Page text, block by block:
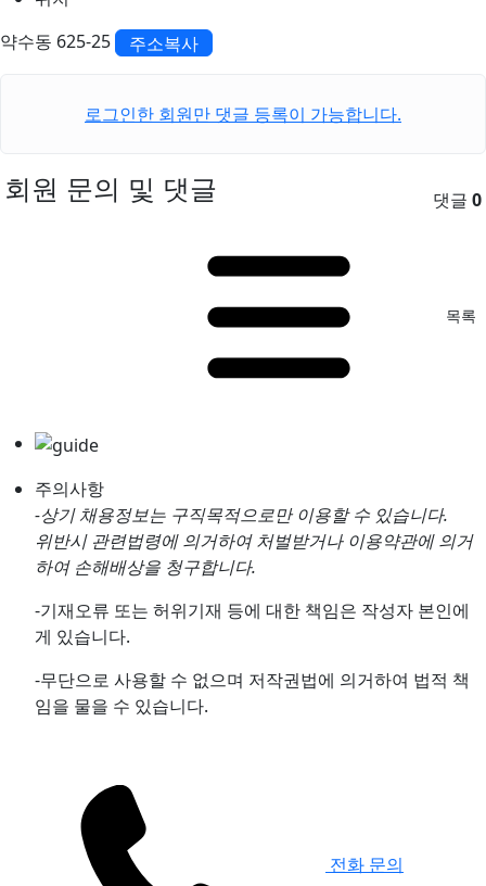
약수동 625-25
주소복사
로그인한 회원만 댓글 등록이 가능합니다.
회원 문의 및 댓글 댓글 0
목록
주의사항
-상기 채용정보는 구직목적으로만 이용할 수 있습니다.
위반시 관련법령에 의거하여 처벌받거나 이용약관에 의거
하여 손해배상을 청구합니다.
-기재오류 또는 허위기재 등에 대한 책임은 작성자 본인에
게 있습니다.
-무단으로 사용할 수 없으며 저작권법에 의거하여 법적 책
임을 물을 수 있습니다.
전화 문의